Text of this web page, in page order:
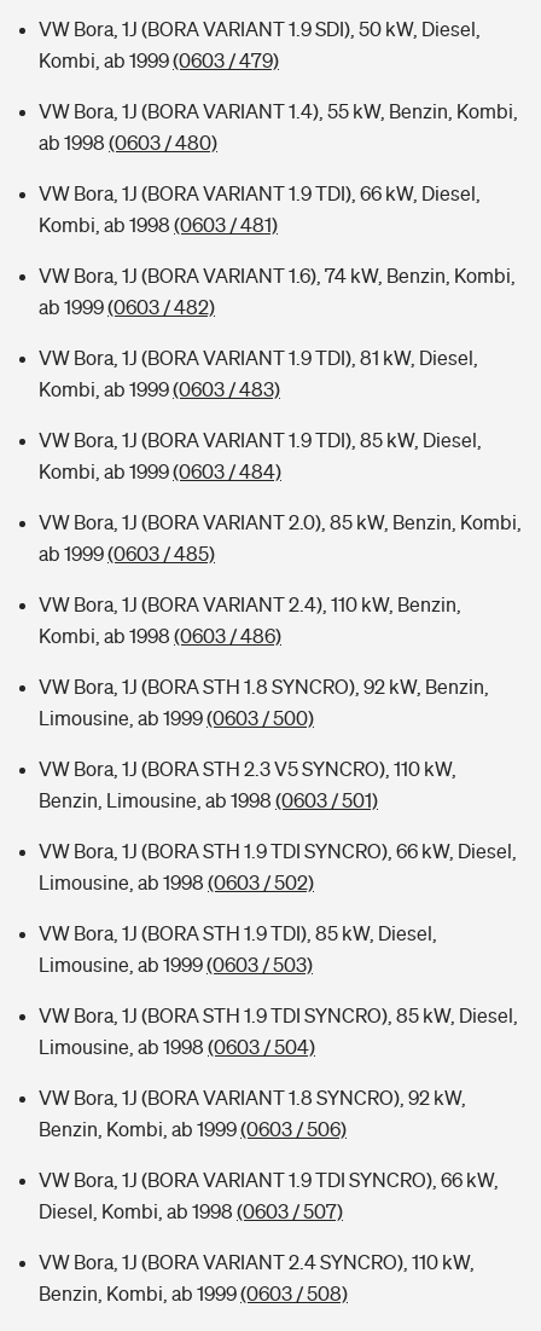
VW Bora, 1J (BORA VARIANT 1.9 SDI), 50 kW, Diesel,
Kombi, ab 1999(0603 / 479)
VW Bora, 1J (BORA VARIANT 1.4), 55 kW, Benzin, Kombi,
ab 1998 (0603 / 480)
VW Bora, 1J (BORA VARIANT 1.9 TDI), 66 kW, Diesel,
Kombi, ab 1998 (0603 / 481)
VW Bora, 1J (BORA VARIANT 1.6), 74 kW, Benzin, Kombi,
ab 1999(0603 / 482)
VW Bora, 1J (BORA VARIANT 1.9 TDI), 81 kW, Diesel,
Kombi, ab 1999(0603 / 483)
VW Bora, 1J (BORA VARIANT 1.9 TDI), 85 kW, Diesel,
Kombi, ab 1999(0603 / 484)
VW Bora, 1J (BORA VARIANT 2.0), 85 kW, Benzin, Kombi,
ab 1999(0603 / 485)
VW Bora, 1J (BORA VARIANT 2.4), 110 kW, Benzin,
Kombi, ab 1998 (0603 / 486)
VW Bora, 1J (BORA STH 1.8 SYNCRO), 92 kW, Benzin,
Limousine, ab 1999(0603 / 500)
VW Bora, 1J (BORA STH 2.3 V5 SYNCRO), 110 kW,
Benzin, Limousine, ab 1998 (0603 / 501)
VW Bora, 1J (BORA STH 1.9 TDI SYNCRO), 66 kW, Diesel,
Limousine, ab 1998 (0603 / 502)
VW Bora, 1J (BORA STH 1.9 TDI), 85 kW, Diesel,
Limousine, ab 1999(0603 / 503)
VW Bora, 1J (BORA STH 1.9 TDI SYNCRO), 85 kW, Diesel,
Limousine, ab 1998 (0603 / 504)
VW Bora, 1J (BORA VARIANT 1.8 SYNCRO), 92 kW,
Benzin, Kombi, ab 1999(0603 / 506)
VW Bora, 1J (BORA VARIANT 1.9 TDI SYNCRO), 66 kW,
Diesel, Kombi, ab 1998 (0603 / 507)
VW Bora, 1J (BORA VARIANT 2.4 SYNCRO), 110 kW,
Benzin, Kombi, ab 1999(0603 / 508)